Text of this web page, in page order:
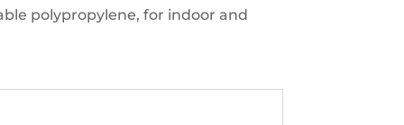
polypropylene, for indoor and